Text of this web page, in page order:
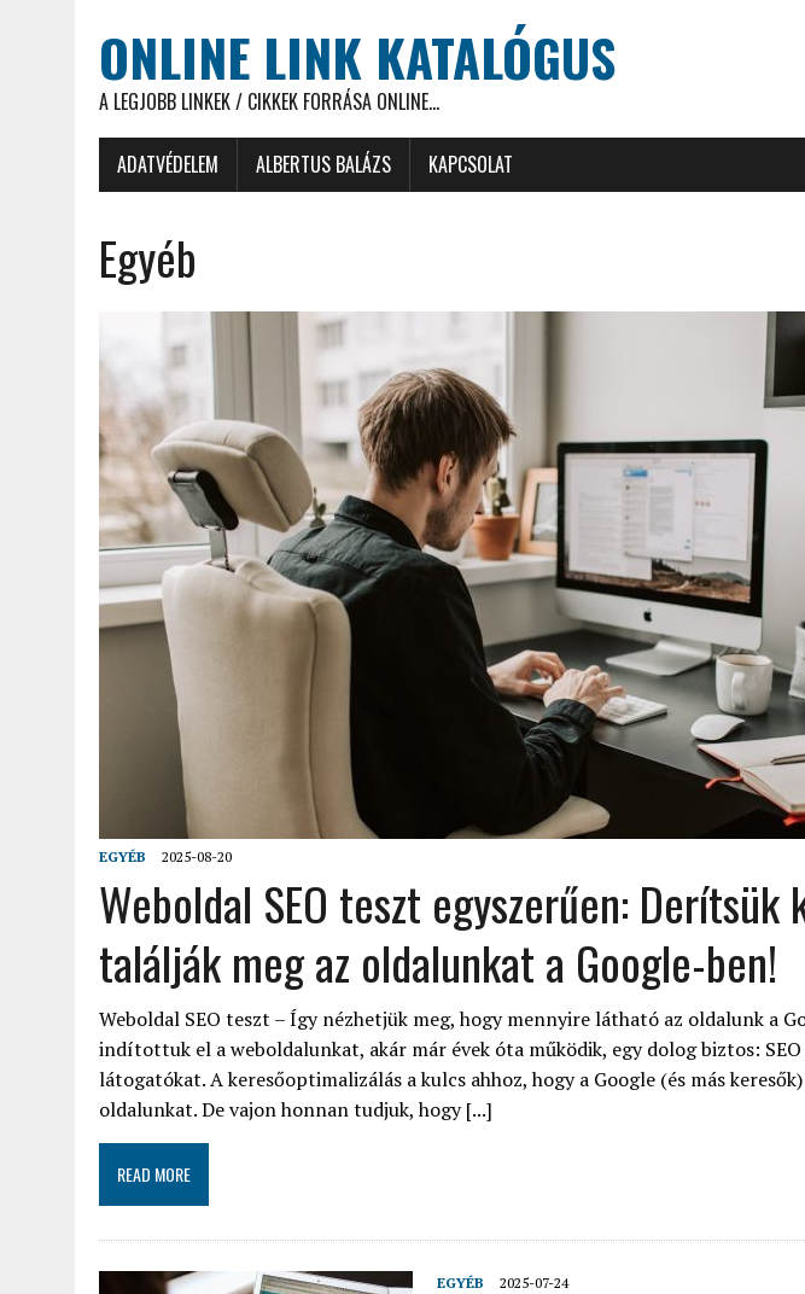
ONLINE LINK KATALÓGUS
A LEGJOBB LINKEK / CIKKEK FORRÁSA ONLINE...
ADATVÉDELEM ALBERTUS BALÁZS KAPCSOLAT
Egyéb
EGYÉB 2025-08-20
Weboldal SEO teszt egyszerűen:
találják meg az oldalunkat a Google-ben!
Weboldal SEO teszt – Így nézhetjük meg, hogy mennyire látható az oldalunk a
indítottuk el a weboldalunkat, akár már évek óta működik, egy dolog biztos:
látogatókat. A keresőoptimalizálás a kulcs ahhoz, hogy a Google (és más
oldalunkat. De vajon honnan tudjuk, hogy [...]
READ MORE
EGYÉB 2025-07-24